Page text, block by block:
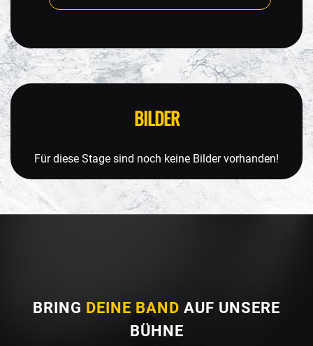
BILDER
Für diese Stage sind noch keine Bilder vorhanden!
BRING DEINE BAND AUF UNSERE
BÜHNE